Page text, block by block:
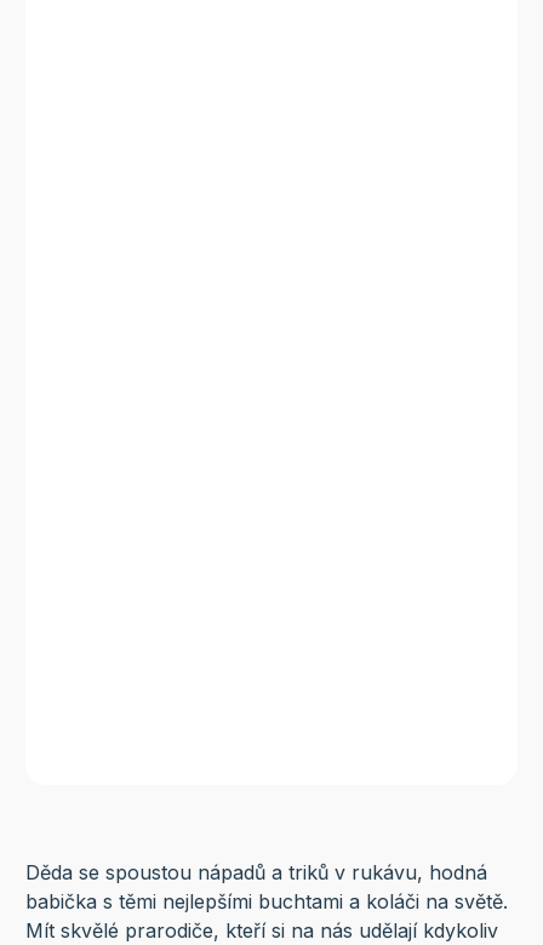
Děda se spoustou nápadů a triků v rukávu, hodná
babička s těmi nejlepšími buchtami a koláči na světě.
Mít skvělé prarodiče, kteří si na nás udělají kdykoliv